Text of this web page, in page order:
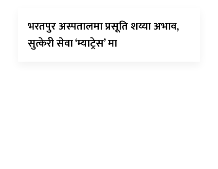
भरतपुर अस्पतालमा प्रसूति शय्या अभाव,
सुत्केरी सेवा ‘म्याट्रेस’ मा